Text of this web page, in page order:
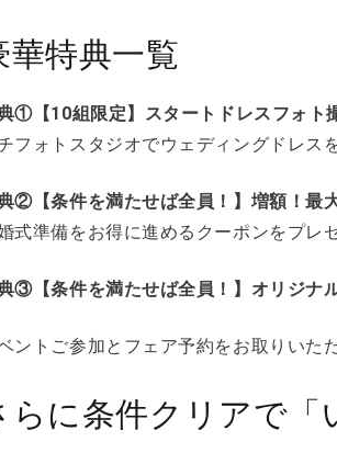
華特典一覧
①【10組限定】スタートドレスフォト
フォトスタジオでウェディングドレス
②【条件を満たせば全員！】増額！最
式準備をお得に進めるクーポンをプレ
③【条件を満たせば全員！】オリジナ
ントご参加とフェア予約をお取りいた
らに条件クリアで「